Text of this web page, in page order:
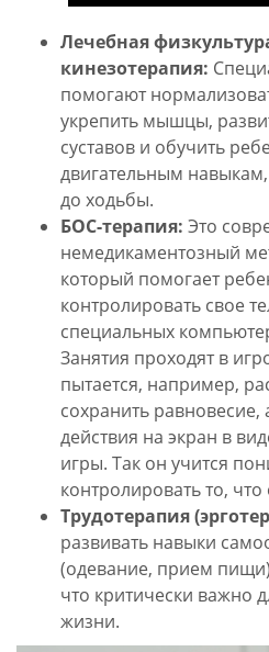
Лечебная
кинезотерапия:
помогают
укрепить мышцы,
суставов и обучить
двигательным
до ходьбы.
БОС-терапия: Это
немедикаментозный
который помогает
контролировать свое
специальных
Занятия проходят в
пытается, например,
сохранить равновесие,
действия на экран в
игры. Так он учится
контролировать то,
Трудотерапия
развивать навыки
(одевание, прием
что критически важно
жизни.